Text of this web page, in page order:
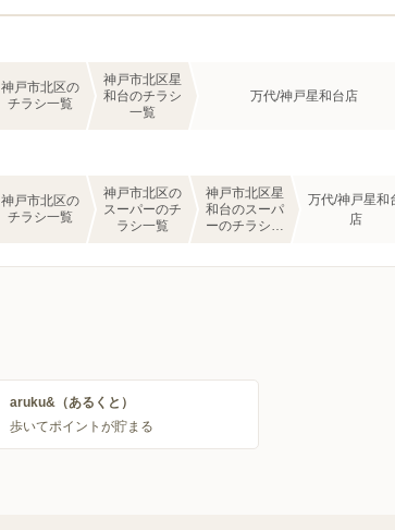
神戸市北区の
チラシ一覧
神戸市北区星
和台のチラシ
一覧
万代/神戸星和台店
神戸市北区の
チラシ一覧
神戸市北区の
スーパーのチ
ラシ一覧
神戸市北区星
和台のスーパ
ーのチラシ一
万代/神戸星和
店
aruku&（あるくと）
歩いてポイントが貯まる